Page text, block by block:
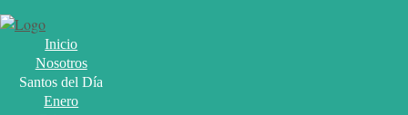
Inicio
Nosotros
Santos del Día
Enero